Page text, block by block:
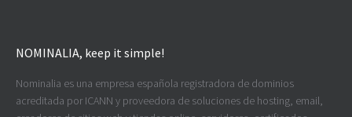
NOMINALIA, keep it simple!
Nominalia es una empresa española registradora de dominios
acreditada por ICANN y proveedora de soluciones de hosting, email,